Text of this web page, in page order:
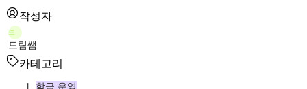
작성자
드
드림쌤
카테고리
학급 운영